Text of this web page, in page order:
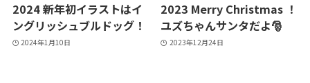
2024 新年初イラストはイ
ングリッシュブルドッグ！
2024年1月10日
2023 Merry Christmas ！
ユズちゃんサンタだよ🎅
2023年12月24日